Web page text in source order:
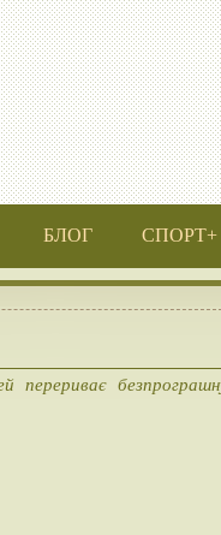
БЛОГ СПОРТ+
перериває